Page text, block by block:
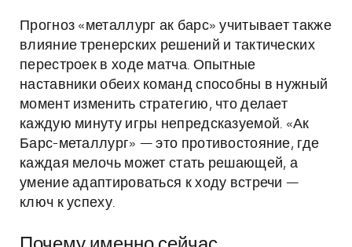
Прогноз «металлург ак барс» учитывает также
влияние тренерских решений и тактических
перестроек в ходе матча. Опытные
наставники обеих команд способны в нужный
момент изменить стратегию, что делает
каждую минуту игры непредсказуемой. «Ак
Барс-металлург» — это противостояние, где
каждая мелочь может стать решающей, а
умение адаптироваться к ходу встречи —
ключ к успеху.